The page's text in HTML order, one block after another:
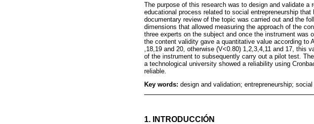
The purpose of this research was to design and validate
educational process related to social entrepreneurship
documentary review of the topic was carried out and the
dimensions that allowed measuring the approach of the
three experts on the subject and once the instrument was
the content validity gave a quantitative value according
,18,19 and 20, otherwise (V<0.80) 1,2,3,4,11 and 17,
of the instrument to subsequently carry out a pilot test.
a technological university showed a reliability using
reliable.
Key words: design and validation; entrepreneurship;
1. INTRODUCCIÓN